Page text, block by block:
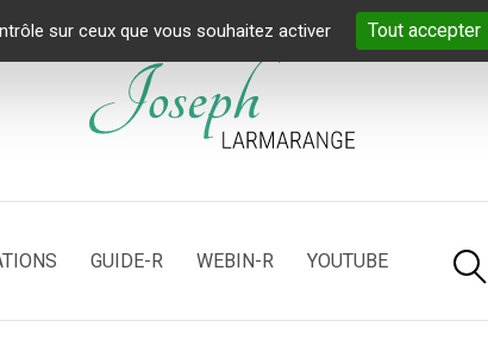
sur ceux que vous souhaitez activer Tout accepter
GUIDE-R WEBIN-R YOUTUBE